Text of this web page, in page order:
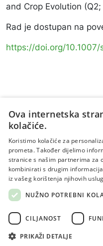
and Crop Evolution (Q2;
Rad je dostupan na
https://doi.org/
Uvjeti korištenja
Politika privatnosti
Kolačići
Ova internetska
kolačiće.
Koristimo kolačiće za
prometa. Također dijelimo
stranice s našim partnerima za
kombinirati s drugim
iz vašeg korištenja njihovih
NUŽNO POTREBNI
CILJANOST
PRIKAŽI DETALJE